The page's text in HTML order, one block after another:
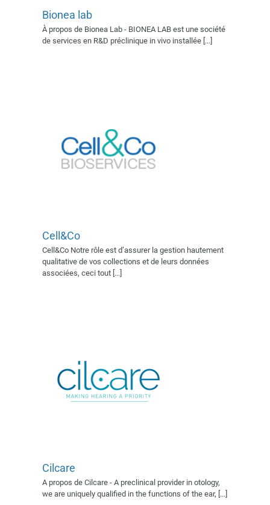
Bionea lab
À propos de Bionea Lab - BIONEA LAB est une société
de services en R&D préclinique in vivo installée [...]
Exposant 2022
Village AFSSI
2022
Cell&Co
Cell&Co Notre rôle est d’assurer la gestion hautement
qualitative de vos collections et de leurs données
associées, ceci tout [...]
Exposant 2022
Exposant 2024 Exposant 2025
Village AFSSI 2019 Village
AFSSI 2022 Village AFSSI 2023
Cilcare
A propos de Cilcare - A preclinical provider in otology,
we are uniquely qualified in the functions of the ear, [...]
Exposant 2022
2023 Exposant 2024 Village
AFSSI 2019 Village AFSSI